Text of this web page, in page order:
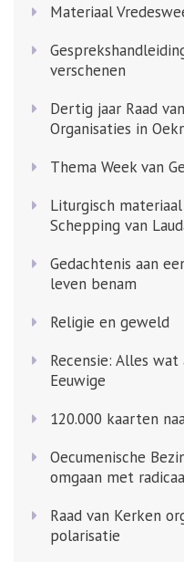
Materiaal
verschenen
Dertig jaar Raad
Organisaties in
Thema Week van
Liturgisch
Schepping van
Gedachtenis aan
leven benam
Religie en geweld
Recensie: Alles
Eeuwige
120.000 kaarten
Oecumenische
omgaan met
Raad van Kerken
polarisatie